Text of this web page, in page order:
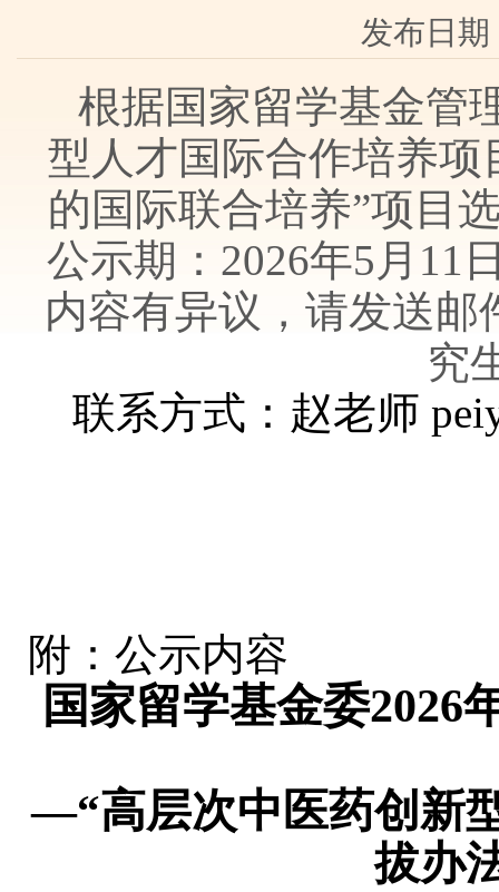
发布日期
根据国家留学基金管
型人才国际合作培养
的国际联合培养”项目
公示期：2026年5月11
内容有异议，请发送邮
究
联系方式：赵老师
附：公示内容
国家留学基金委2026
—“高层次中医药创新
拔办